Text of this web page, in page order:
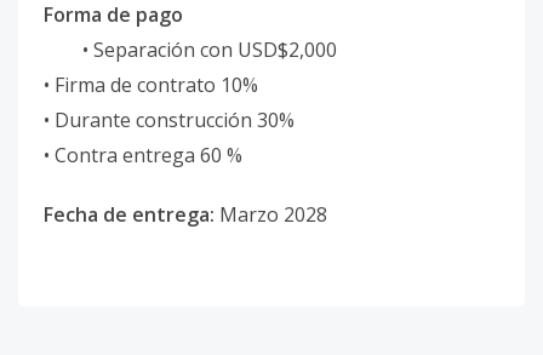
Forma de pago
• Separación con USD$2,000
• Firma de contrato 10%
• Durante construcción 30%
• Contra entrega 60 %
Fecha de entrega: Marzo 2028